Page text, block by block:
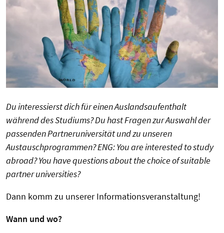
Du interessierst dich für einen Auslandsaufenthalt
während des Studiums? Du hast Fragen zur Auswahl der
passenden Partneruniversität und zu unseren
Austauschprogrammen?ENG: You are interested to study
abroad? You have questions about the choice of suitable
partner universities?
Dann komm zu unserer Informationsveranstaltung!
Wann und wo?